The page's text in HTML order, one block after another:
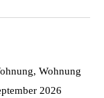
Wohnung
2026